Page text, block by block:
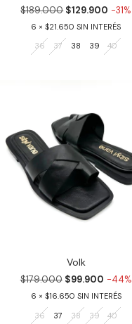
$189.000 $129.900 -31%
6
$21.650
36
37 38 39 40
Volk
$179.000 $99.900 -44%
6
$16.650
36
37 38 39 40